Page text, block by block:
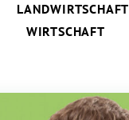
LANDWIRTSCHAFT
WIRTSCHAFT